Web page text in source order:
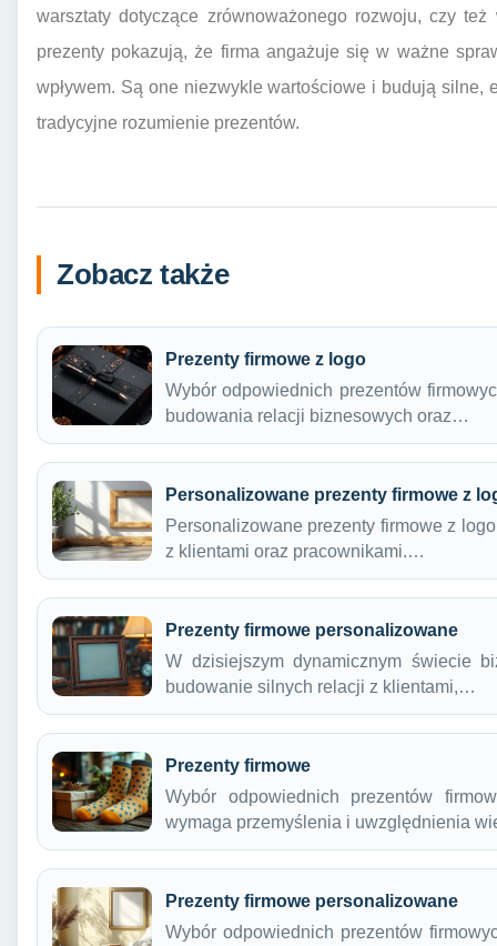
warsztaty dotyczące zrównoważonego rozwoju, czy
prezenty pokazują, że firma angażuje się w ważne
wpływem. Są one niezwykle wartościowe i budują silne,
tradycyjne rozumienie prezentów.
Zobacz także
Prezenty firmowe z logo
Wybór odpowiednich prezentów
budowania relacji biznesowych oraz…
Personalizowane prezenty firmowe z
Personalizowane prezenty firmowe z
z klientami oraz pracownikami.…
Prezenty firmowe personalizowane
W dzisiejszym dynamicznym świecie
budowanie silnych relacji z klientami,…
Prezenty firmowe
Wybór odpowiednich prezentów
wymaga przemyślenia i uwzględnienia
Prezenty firmowe personalizowane
Wybór odpowiednich prezentów